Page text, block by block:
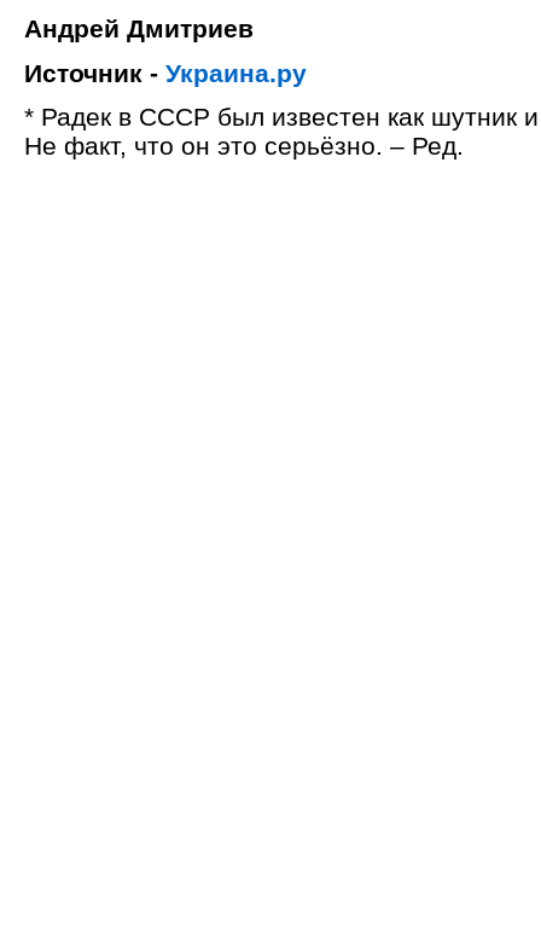
Андрей Дмитриев
Источник - Украина.ру
* Радек в СССР был известен как шутник
Не факт, что он это серьёзно. – Ред.